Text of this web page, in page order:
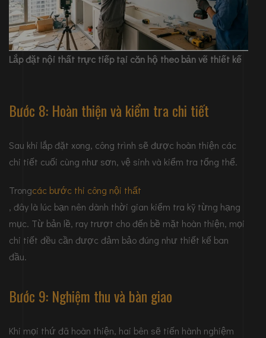
Lắp đặt nội thất trực tiếp tại căn hộ theo bản vẽ thiết kế
Bước 8: Hoàn thiện và kiểm tra chi tiết
Sau khi lắp đặt xong, công trình sẽ được hoàn thiện các
chi tiết cuối cùng như sơn, vệ sinh và kiểm tra tổng thể.
Trongcác bước thi công nội thất
, đây là lúc bạn nên dành thời gian kiểm tra kỹ từng hạng
mục. Từ bản lề, ray trượt cho đến bề mặt hoàn thiện, mọi
chi tiết đều cần được đảm bảo đúng như thiết kế ban
đầu.
Bước 9: Nghiệm thu và bàn giao
Khi mọi thứ đã hoàn thiện, hai bên sẽ tiến hành nghiệm